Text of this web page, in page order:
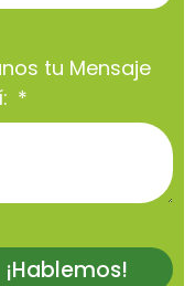
tu Mensaje
¡Hablemos!